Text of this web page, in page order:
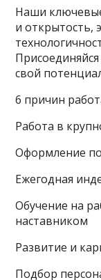
Наши
и открытость,
свой
6 причин
Работа в
Оформление
Ежегодная
Обучение на
наставником
Развитие и
Подбор